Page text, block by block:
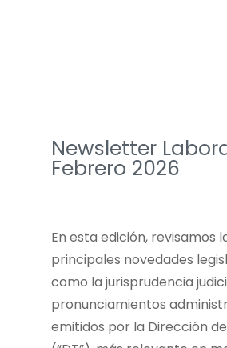
Newsletter
Febrero 2026
En esta edición, revisamos
principales novedades
como la jurisprudencia
pronunciamientos
emitidos por la Dirección